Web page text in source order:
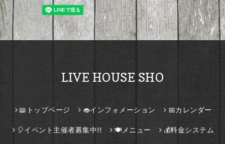
LIVE HOUSE SHO
📖トップページ 👄インフォメーション 📅カレンダー
🎈イベント主催者募集中!! 🍽️メニュー 💰料金システム